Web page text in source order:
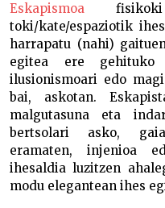
Eskapismoa fisikoki
toki/kate/espaziotik
harrapatu (nahi)
egitea ere gehituko
ilusionismoari edo
bai, askotan.
malgutasuna eta
bertsolari asko,
eramaten, injenioa
ihesaldia luzitzen
modu elegantean ihes